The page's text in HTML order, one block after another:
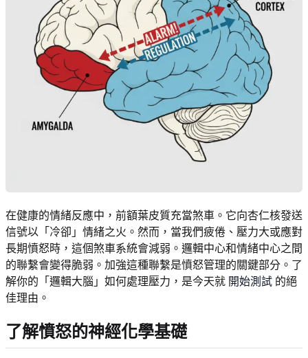
在健康的情緒反應中，前額葉皮質充當煞車。它向杏仁核發送
信號以「冷卻」情緒之火。然而，當我們疲倦、壓力大或應對
長期憤怒時，這個煞車系統會減弱。邏輯中心和情緒中心之間
的聯繫會變得脆弱。加強這種聯繫是憤怒管理的關鍵部分。了
解你的「邏輯大腦」如何處理壓力，是今天就 開始測試 的絕
佳理由。
了解憤怒的神經化學基礎